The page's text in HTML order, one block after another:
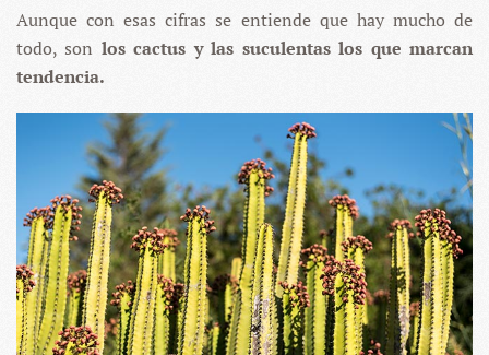
Aunque con esas cifras se entiende que hay mucho de
todo, son los cactus y las suculentas los que marcan
tendencia.